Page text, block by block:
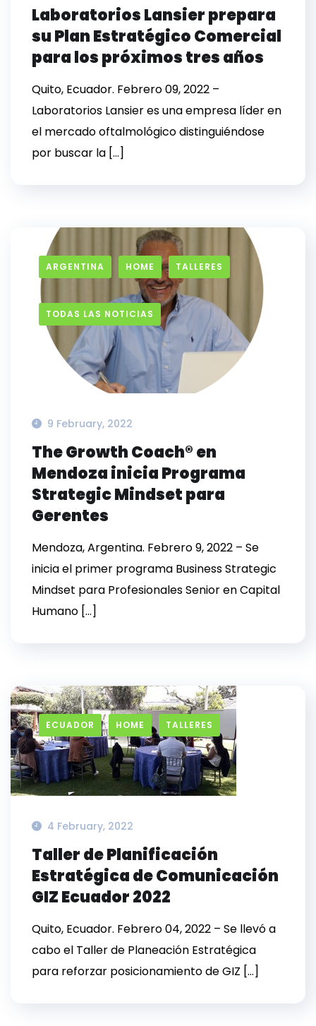
Laboratorios Lansier prepara
su Plan Estratégico Comercial
para los próximos tres años
Quito, Ecuador. Febrero 09, 2022 –
Laboratorios Lansier es una empresa líder en
el mercado oftalmológico distinguiéndose
por buscar la […]
ARGENTINA HOME TALLERES
TODAS LAS NOTICIAS
9 February, 2022
The Growth Coach® en
Mendoza inicia Programa
Strategic Mindset para
Gerentes
Mendoza, Argentina. Febrero 9, 2022 – Se
inicia el primer programa Business Strategic
Mindset para Profesionales Senior en Capital
Humano […]
ECUADOR HOME TALLERES
4 February, 2022
Taller de Planificación
Estratégica de Comunicación
GIZ Ecuador 2022
Quito, Ecuador. Febrero 04, 2022 – Se llevó a
cabo el Taller de Planeación Estratégica
para reforzar posicionamiento de GIZ […]